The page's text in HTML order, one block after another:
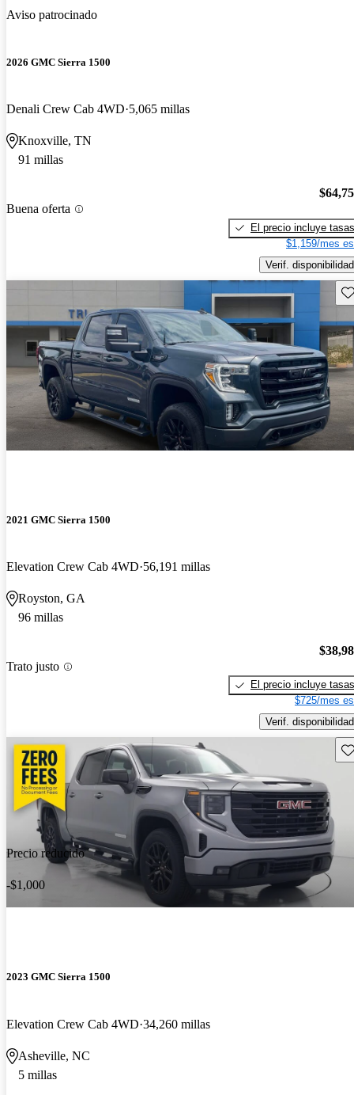
Aviso patrocinado
2026 GMC Sierra 1500
Denali Crew Cab 4WD 5,065 millas
Knoxville, TN
91 millas
Buena oferta
El precio incluye tasas
$1,159/mes
Verif. disponibilidad
2021 GMC Sierra 1500
Elevation Crew Cab 4WD 56,191 millas
Royston, GA
96 millas
Trato justo
El precio incluye tasas
$725/mes
Verif. disponibilidad
Precio reducido
-$1,000
2023 GMC Sierra 1500
Elevation Crew Cab 4WD 34,260 millas
Asheville, NC
5 millas